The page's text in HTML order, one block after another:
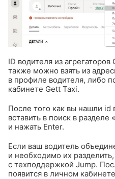
ID водителя из
также можно взять из
в профиле водителя, либо
кабинете Gett Taxi.
После того как вы нашли id
вставить в поиск в
и нажать Enter.
Если ваш водитель
и необходимо их
с техподдержкой Jump.
появится в личном